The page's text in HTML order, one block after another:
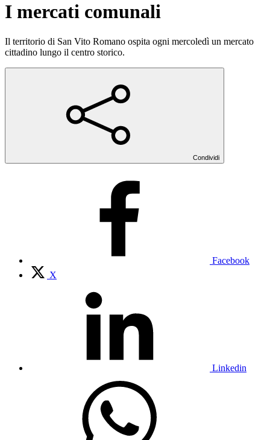
I mercati comunali
Il territorio di San Vito Romano ospita ogni mercoledì un mercato
cittadino lungo il centro storico.
Condividi
Facebook
X
Linkedin